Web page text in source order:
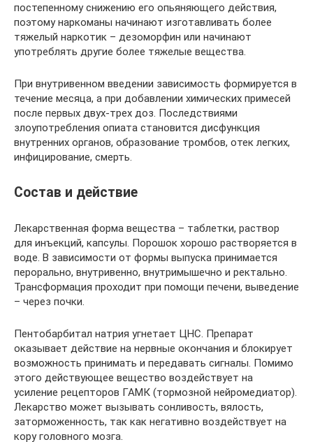
постепенному снижению его опьяняющего действия,
поэтому наркоманы начинают изготавливать более
тяжелый наркотик – дезоморфин или начинают
употреблять другие более тяжелые вещества.
При внутривенном введении зависимость формируется в
течение месяца, а при добавлении химических примесей
после первых двух-трех доз. Последствиями
злоупотребления опиата становится дисфункция
внутренних органов, образование тромбов, отек легких,
инфицирование, смерть.
Состав и действие
Лекарственная форма вещества – таблетки, раствор
для инъекций, капсулы. Порошок хорошо растворяется в
воде. В зависимости от формы выпуска принимается
перорально, внутривенно, внутримышечно и ректально.
Трансформация проходит при помощи печени, выведение
– через почки.
Пентобарбитал натрия угнетает ЦНС. Препарат
оказывает действие на нервные окончания и блокирует
возможность принимать и передавать сигналы. Помимо
этого действующее вещество воздействует на
усиление рецепторов ГАМК (тормозной нейромедиатор).
Лекарство может вызывать сонливость, вялость,
заторможенность, так как негативно воздействует на
кору головного мозга.